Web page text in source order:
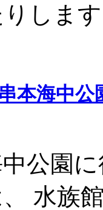
しま
本海中
公園
水族